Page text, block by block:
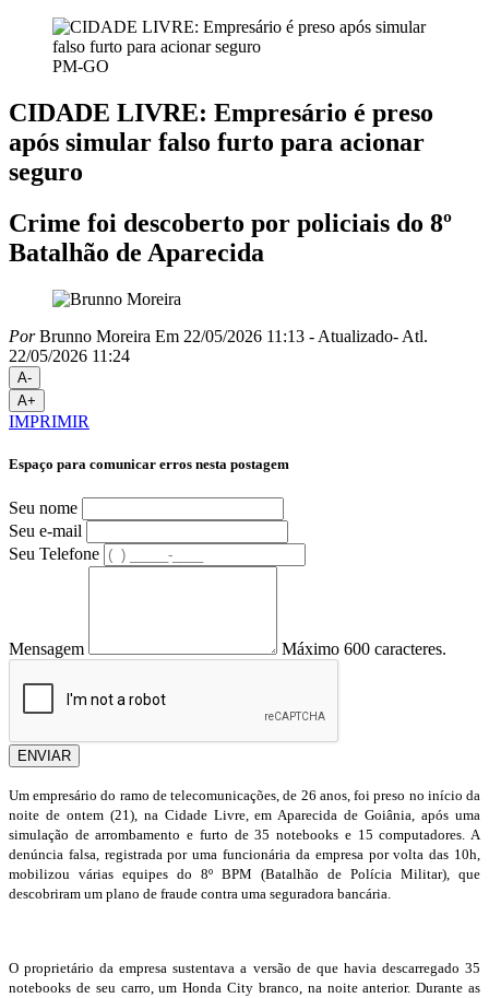
PM-GO
CIDADE LIVRE: Empresário é preso
após simular falso furto para acionar
seguro
Crime foi descoberto por policiais do 8º
Batalhão de Aparecida
PorBrunno Moreira Em 22/05/2026 11:13 - Atualizado- Atl.
22/05/2026 11:24
A-
A+
IMPRIMIR
Espaço para comunicar erros nesta postagem
Seu nome
Seu e-mail
Seu Telefone
Mensagem Máximo 600 caracteres.
ENVIAR
Um empresário do ramo de telecomunicações, de 26 anos, foi preso no início da
noite de ontem (21), na Cidade Livre, em Aparecida de Goiânia, após uma
simulação de arrombamento e furto de 35 notebooks e 15 computadores. A
denúncia falsa, registrada por uma funcionária da empresa por volta das 10h,
mobilizou várias equipes do 8º BPM (Batalhão de Polícia Militar), que
descobriram um plano de fraude contra uma seguradora bancária.
O proprietário da empresa sustentava a versão de que havia descarregado 35
notebooks de seu carro, um Honda City branco, na noite anterior. Durante as